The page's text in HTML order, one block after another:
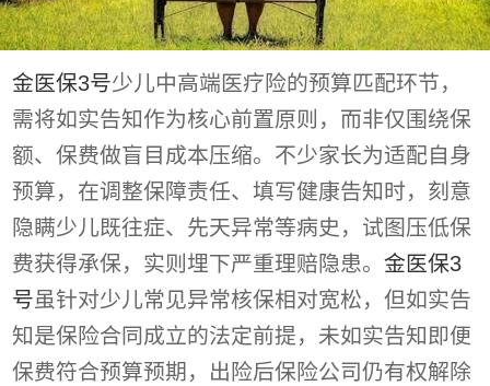
金医保3号少儿中高端医疗险的预算匹配环节，
需将如实告知作为核心前置原则，而非仅围绕保
额、保费做盲目成本压缩。不少家长为适配自身
预算，在调整保障责任、填写健康告知时，刻意
隐瞒少儿既往症、先天异常等病史，试图压低保
费获得承保，实则埋下严重理赔隐患。金医保3
号虽针对少儿常见异常核保相对宽松，但如实告
知是保险合同成立的法定前提，未如实告知即便
保费符合预算预期，出险后保险公司仍有权解除